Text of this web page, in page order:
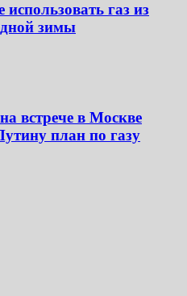
газ из
зимы
встрече в Москве
план по газу